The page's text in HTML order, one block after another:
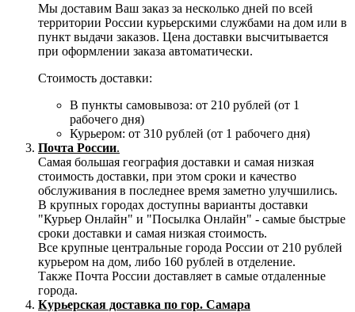
Мы доставим Ваш заказ за несколько дней по всей
территории России курьерскими службами на дом или в
пункт выдачи заказов. Цена доставки высчитывается
при оформлении заказа автоматически.
Стоимость доставки:
В пункты самовывоза: от 210 рублей (от 1
рабочего дня)
Курьером: от 310 рублей (от 1 рабочего дня)
Почта России.
Самая большая география доставки и самая низкая
стоимость доставки, при этом сроки и качество
обслуживания в последнее время заметно улучшились.
В крупных городах доступны варианты доставки
"Курьер Онлайн" и "Посылка Онлайн" - самые быстрые
сроки доставки и самая низкая стоимость.
Все крупные центральные города России от 210 рублей
курьером на дом, либо 160 рублей в отделение.
Также Почта России доставляет в самые отдаленные
города.
Курьерская доставка по гор. Самара